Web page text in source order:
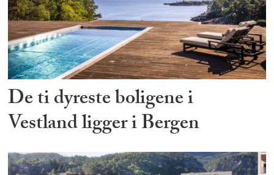
De ti dyreste boligene i
Vestland ligger i Bergen